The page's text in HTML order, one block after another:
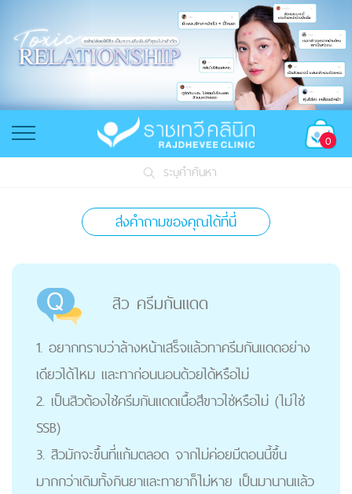
0
ระบุคำค้นหา
ส่งคำถามของคุณได้ที่นี่
สิว ครีมกันแดด
1. อยากทราบว่าล้างหน้าเสร็จแล้วทาครีมกันแดดอย่าง
เดียวได้ไหม และทาก่อนนอนด้วยได้หรือไม่
2. เป็นสิวต้องใช้ครีมกันแดดเนื้อสีขาวใช่หรือไม่ (ไม่ใช่
SSB)
3. สิวมักจะขึ้นที่แก้มตลอด จากไม่ค่อยมีตอนนี้ขึ้น
มากกว่าเดิมทั้งกินยาและทายาก็ไม่หาย เป็นมานานแล้ว